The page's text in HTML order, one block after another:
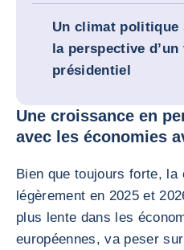
Un climat politique
la perspective
présidentiel
Une croissance en
avec les économies
Bien que toujours forte,
légèrement en 2025 et
plus lente dans les
européennes, va peser